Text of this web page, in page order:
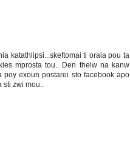
katathlipsi...skeftomai ti oraia pou ta
mprosta tou.. Den thelw na kanw
poy exoun postarei sto facebook apo
sti zwi mou..